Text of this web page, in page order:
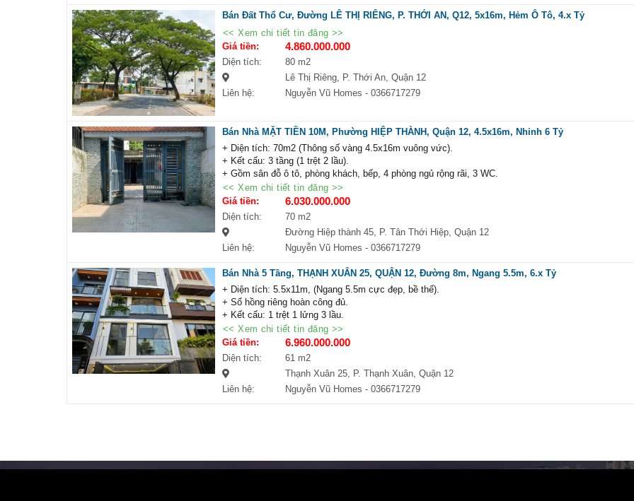
Bán Đất Thổ Cư, Đường LÊ THỊ RIÊNG, P. THỚI AN, Q12, 5x16m, Hẻm Ô Tô, 4.x Tỷ
<< Xem chi tiết tin đăng >>
Giá tiền:
4.860.000.000
Diện tích:
80 m2
Lê Thị Riêng, P. Thới An, Quận 12
Liên hệ:
Nguyễn Vũ Homes - 0366717279
Bán Nhà MẶT TIỀN 10M, Phường HIỆP THÀNH, Quận 12, 4.5x16m, Nhỉnh 6 Tỷ
+ Diện tích: 70m2 (Thông số vàng 4.5x16m vuông vức).
+ Kết cấu: 3 tầng (1 trệt 2 lầu).
+ Gồm sân đỗ ô tô, phòng khách, bếp, 4 phòng ngủ rộng rãi, 3 WC.
+ Vị trí: Mặt tiền đường nhựa 10m xe tải tránh nhau.
+ Ngay khu Metro, nhà máy bia Tiger Lê Văn Khương, di chuyển sang Gò Vấp chỉ mất 2 phút.
+ Điểm mạch: Sổ hồng riêng chính chủ.
+ Đã công nhận lộ giới. Tương lai quy hoạch mở đường rộng 30m, giá trị bất động sản tăng phi mã.
+ Liên hệ: để xem nhà và làm việc chính chủ.
<< Xem chi tiết tin đăng >>
Giá tiền:
6.030.000.000
Diện tích:
70 m2
Đường Hiệp thành 45, P. Tân Thới Hiệp, Quận 12
Liên hệ:
Nguyễn Vũ Homes - 0366717279
Bán Nhà 5 Tầng, THẠNH XUÂN 25, QUẬN 12, Đường 8m, Ngang 5.5m, 6.x Tỷ
+ Diện tích: 5.5x11m, (Ngang 5.5m cực đẹp, bề thế).
+ Sổ hồng riêng hoàn công đủ.
+ Kết cấu: 1 trệt 1 lửng 3 lầu.
+ Thiết kế hiện đại, đầy đủ công năng tiện nghi.
+ Nội thất: Tặng Full nội thất cao cấp xịn xò như hình, dọn vào ở ngay.
+ Đường nhựa 8m ô tô né nhau lướt êm.
+ Khu dân trí cao, yên tĩnh, an ninh.
+ Liên hệ: xem nhà thực tế và làm việc chính chủ.
<< Xem chi tiết tin đăng >>
Giá tiền:
6.960.000.000
Diện tích:
61 m2
Thạnh Xuân 25, P. Thạnh Xuân, Quận 12
Liên hệ:
Nguyễn Vũ Homes - 0366717279